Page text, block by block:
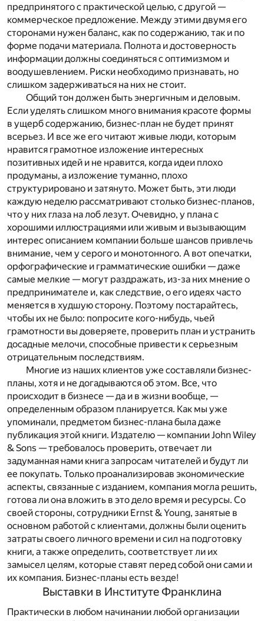
предпринятого с практической целью, с другой —
коммерческое предложение. Между этими двумя его
сторонами нужен баланс, как по содержанию, так и по
форме подачи материала. Полнота и достоверность
информации должны соединяться с оптимизмом и
воодушевлением. Риски необходимо признавать, но
слишком задерживаться на них не стоит.
Общий тон должен быть энергичным и деловым.
Если уделять слишком много внимания красоте формы
в ущерб содержанию, бизнес-план не будет принят
всерьез. И все же его читают живые люди, которым
нравится грамотное изложение интересных
позитивных идей и не нравится, когда идеи плохо
продуманы, а изложение туманно, плохо
структурировано и затянуто. Может быть, эти люди
каждую неделю рассматривают столько бизнес-планов,
что у них глаза на лоб лезут. Очевидно, у плана с
хорошими иллюстрациями или живым и вызывающим
интерес описанием компании больше шансов привлечь
внимание, чем у серого и монотонного. А вот опечатки,
орфографические и грамматические ошибки — даже
самые мелкие — могут раздражать, из-за них мнение о
предпринимателе и, как следствие, о его идеях часто
меняется в худшую сторону. Поэтому постарайтесь,
чтобы их не было: попросите кого-нибудь, чьей
грамотности вы доверяете, проверить план и устранить
досадные мелочи, способные привести к серьезным
отрицательным последствиям.
Многие из наших клиентов уже составляли бизнес-
планы, хотя и не догадываются об этом. Все, что
происходит в бизнесе — да и в жизни вообще, —
определенным образом планируется. Как мы уже
упоминали, предметом бизнес-плана была даже
публикация этой книги. Издателю — компанииJohnWiley
&Sons — требовалось проверить, отвечает ли
задуманная нами книга запросам читателей и будут ли
ее покупать. Только проанализировав экономические
аспекты, связанные с изданием, компания могла решить,
готова ли она вложить в это дело время и ресурсы. Со
своей стороны, сотрудники Ernst&Young, занятые в
основном работой с клиентами, должны были оценить
затраты своего личного времени и сил на подготовку
книги, а также определить, соответствует ли их
замысел целям, которые ставят перед собой они сами и
их компания. Бизнес-планы есть везде!
Выставки в Институте Франклина
Практически в любом начинании любой организации